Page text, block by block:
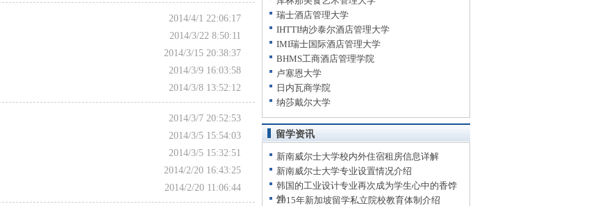
2014/4/1 22:06:17
2014/3/22 8:50:11
2014/3/15 20:38:37
2014/3/9 16:03:58
2014/3/8 13:52:12
2014/3/7 20:52:53
2014/3/5 15:54:03
2014/3/5 15:32:51
2014/2/20 16:43:25
2014/2/20 11:06:44
瑞士酒店管理大学
IHTTI纳沙泰尔酒店管理大学
IMI瑞士国际酒店管理大学
BHMS工商酒店管理学院
卢塞恩大学
日内瓦商学院
纳莎戴尔大学
留学资讯
新南威尔士大学校内外住宿租房信息详解
新南威尔士大学专业设置情况介绍
韩国的工业设计专业再次成为学生心中的香饽
饽
2015年新加坡留学私立院校教育体制介绍